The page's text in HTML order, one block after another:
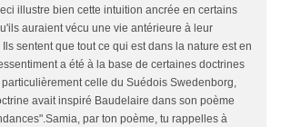
illustre bien cette intuition ancrée en certains
auraient vécu une vie antérieure à leur
sentent que tout ce qui est dans la nature est en
a été à la base de certaines doctrines
celle du Suédois Swedenborg,
avait inspiré Baudelaire dans son poème
par ton poème, tu rappelles à